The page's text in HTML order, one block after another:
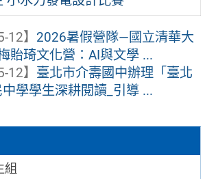
組
12】 2026暑假營隊—國立清華大
貽琦文化營：AI與文學 ...
12】 臺北市介壽國中辦理「臺北
學學生深耕閱讀_引導 ...